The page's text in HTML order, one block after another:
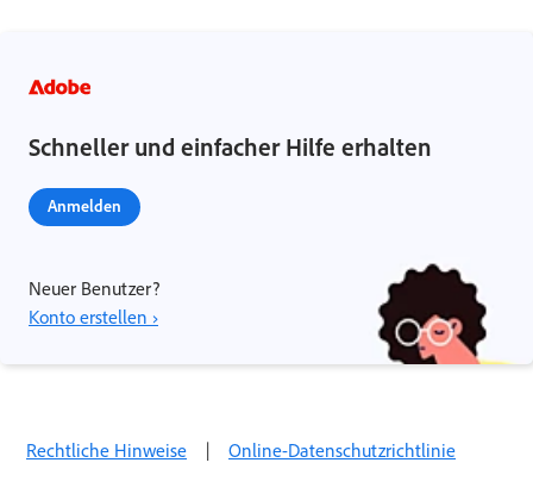
Schneller und einfacher Hilfe erhalten
Anmelden
Neuer Benutzer?
Konto erstellen ›
Rechtliche Hinweise | Online-Datenschutzrichtlinie